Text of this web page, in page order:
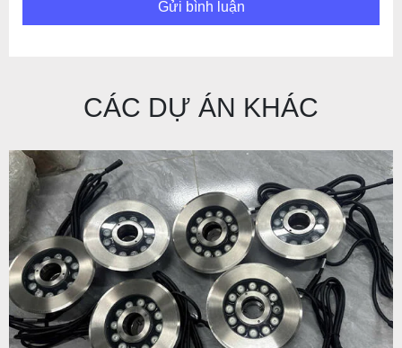
Gửi bình luận
CÁC DỰ ÁN KHÁC